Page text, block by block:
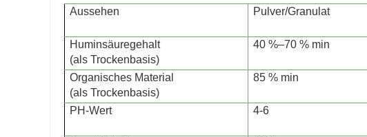
Aussehen
Pulver/Granulat
Huminsäuregehalt
(als Trockenbasis)
40 %–70 % min
Organisches Material
(als Trockenbasis)
85 % min
PH-Wert 4-6